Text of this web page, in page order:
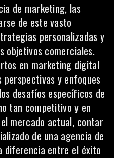
de marketing, las
de este vasto
personalizadas y
objetivos comerciales.
en marketing digital
y enfoques
desafíos específicos de
tan competitivo y en
mercado actual, contar
de una agencia de
diferencia entre el éxito